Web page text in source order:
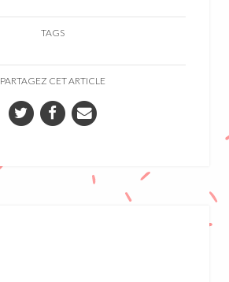
TAGS
PARTAGEZ CET ARTICLE